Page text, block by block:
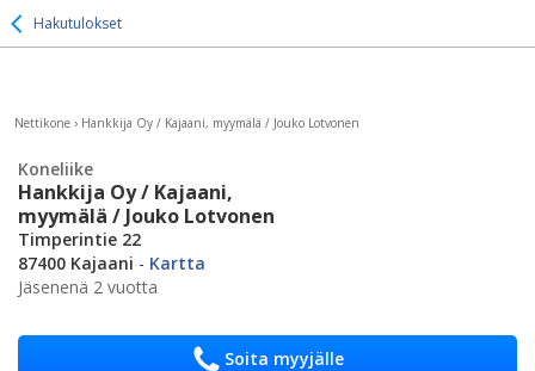
Hakutulokset
Nettikone › Hankkija Oy / Kajaani, myymälä / Jouko Lotvonen
Koneliike
Hankkija Oy / Kajaani,
myymälä / Jouko Lotvonen
Timperintie 22
87400 Kajaani - Kartta
Jäsenenä 2 vuotta
Soita myyjälle